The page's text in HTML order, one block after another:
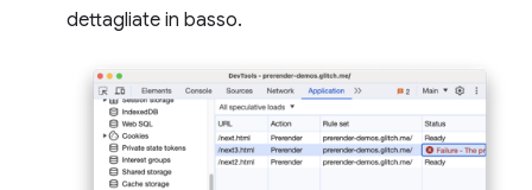
dettagliate in basso.